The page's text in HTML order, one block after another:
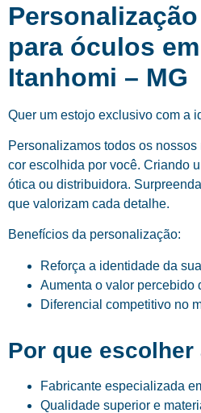
para óculos
Itanhomi – MG
Quer um estojo exclusivo com a
Personalizamos todos os
cor escolhida por você. Criando
ótica ou distribuidora.
que valorizam cada detalhe.
Benefícios da personalização:
Reforça a identidade da
Aumenta o valor percebido
Diferencial competitivo no
Por que
Fabricante especializada
Qualidade superior e